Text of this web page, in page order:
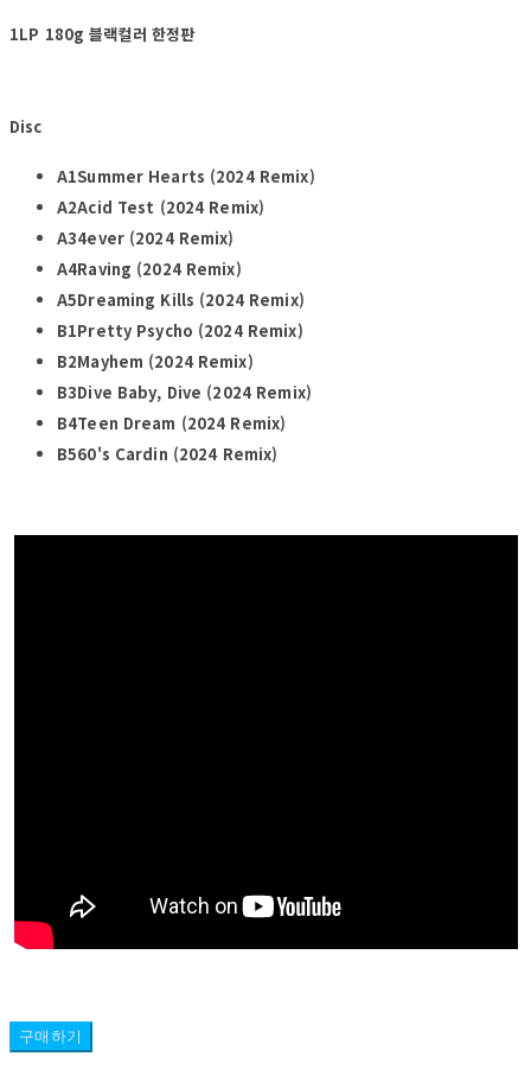
1LP 180g 블랙컬러 한정판
Disc
A1Summer Hearts (2024 Remix)
A2Acid Test (2024 Remix)
A34ever (2024 Remix)
A4Raving (2024 Remix)
A5Dreaming Kills (2024 Remix)
B1Pretty Psycho (2024 Remix)
B2Mayhem (2024 Remix)
B3Dive Baby, Dive (2024 Remix)
B4Teen Dream (2024 Remix)
B560's Cardin (2024 Remix)
구매하기